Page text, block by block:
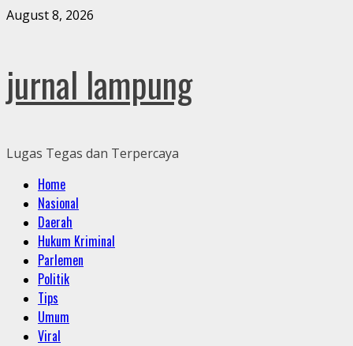
Skip
August 8, 2026
jurnal lampung
Lugas Tegas dan Terpercaya
Primary
Menu
Home
Nasional
Daerah
Hukum Kriminal
Parlemen
Politik
Tips
Umum
Viral